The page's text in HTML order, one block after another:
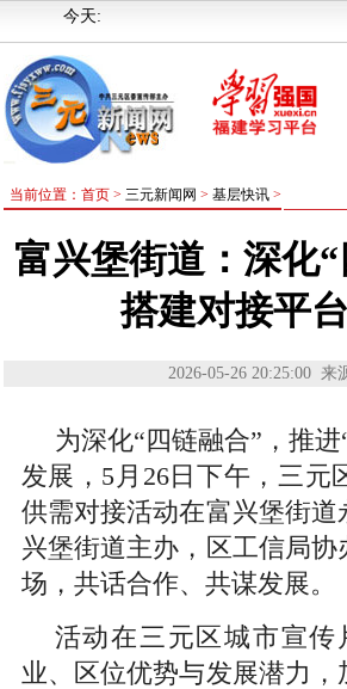
今天:
当前位置：首页 > 三元新闻网 > 基层快讯>
富兴堡街道：深化
搭建对接平
2026-05-26 20:25:00 来
为深化“四链融合”，推
发展，5月26日下午，三元
供需对接活动在富兴堡街
兴堡街道主办，区工信局
场，共话合作、共谋发展。
活动在三元区城市宣
业、区位优势与发展潜力